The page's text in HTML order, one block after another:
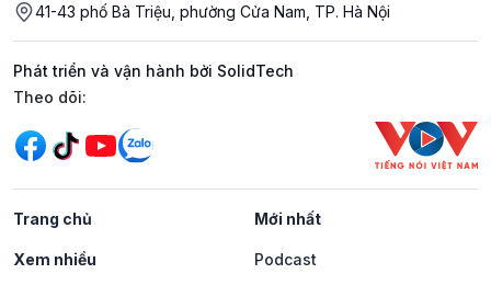
41-43 phố Bà Triệu, phường Cửa Nam, TP. Hà Nội
Phát triển và vận hành bởi SolidTech
Mạng xã hội
Theo dõi:
Trang chủ Mới nhất
Xem nhiều Podcast